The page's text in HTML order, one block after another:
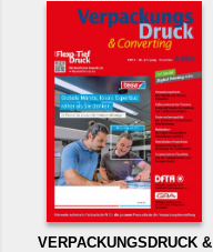
VERPACKUNGSDRUCK &